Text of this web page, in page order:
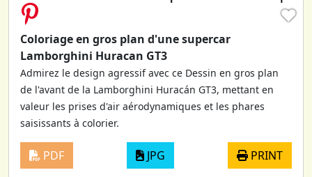
♥
Coloriage en gros plan d'une supercar
Lamborghini Huracan GT3
Admirez le design agressif avec ce Dessin en gros plan
de l'avant de la Lamborghini Huracán GT3, mettant en
valeur les prises d'air aérodynamiques et les phares
saisissants à colorier.
PDF JPG PRINT